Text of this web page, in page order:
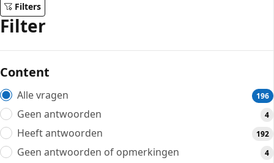
Filters
Filter
Content
Alle vragen 196
Geen antwoorden 4
Heeft antwoorden 192
Geen antwoorden of opmerkingen 4